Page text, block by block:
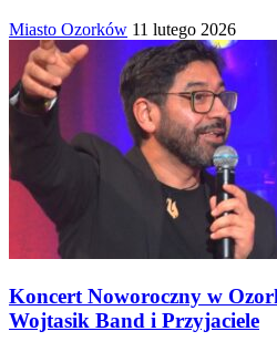
Miasto Ozorków 11 lutego 2026
Koncert Noworoczny w
Wojtasik Band i Przyjaciele